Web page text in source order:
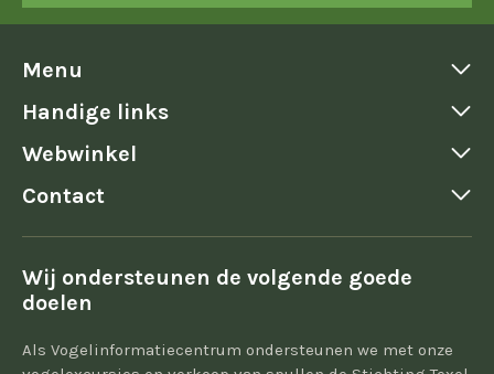
Menu
Handige links
Webwinkel
Contact
Wij ondersteunen de volgende goede
doelen
Als Vogelinformatiecentrum ondersteunen we met onze